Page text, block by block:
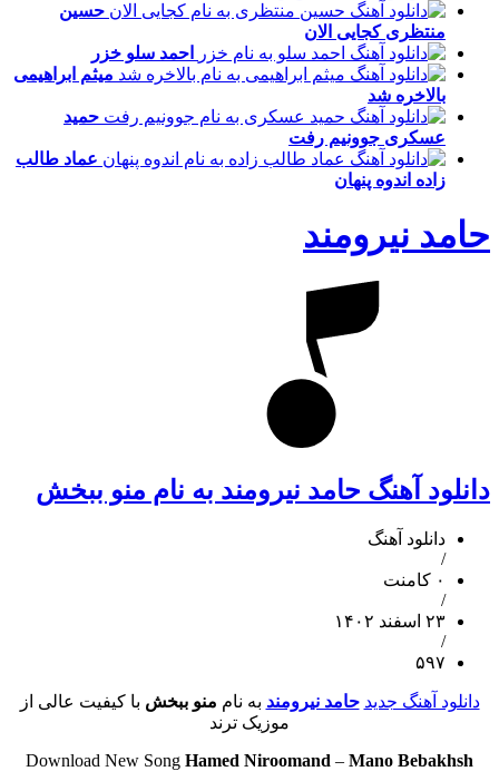
حسین
منتظریکجایی الان
احمد سلو خزر
میثم ابراهیمی
بالاخره شد
حمید
عسکری جوونیم رفت
عماد طالب
زاده اندوه پنهان
حامد نیرومند
دانلود آهنگ حامد نیرومند به نام منو ببخش
دانلود آهنگ
/
۰ کامنت
/
۲۳ اسفند ۱۴۰۲
/
۵۹۷
دانلود آهنگ جدید حامد نیرومند به نام منو ببخش با کیفیت عالی از
موزیک ترند
Download New Song Hamed Niroomand – Mano Bebakhsh